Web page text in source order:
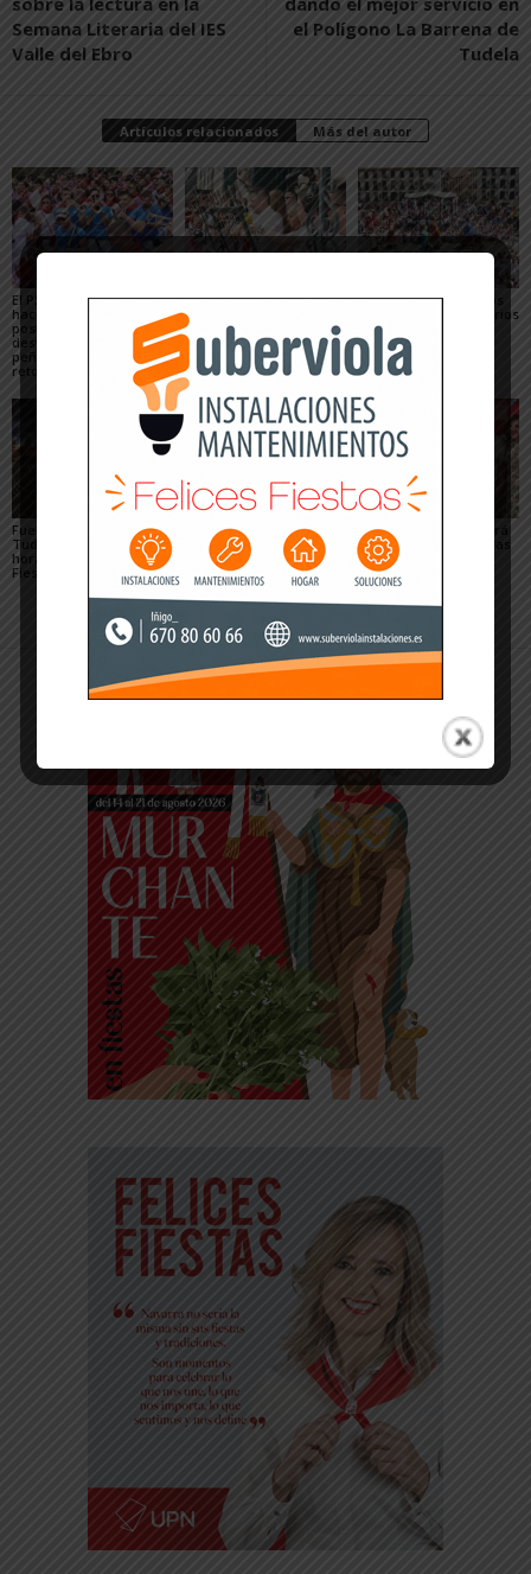
Semana Literaria del IES
Valle del Ebro
el Polígono La Barrena de
Tudela
Artículos relacionados Más del autor
El PSN-PSOE de Tudela
hace un balance
positivo de las fiestas,
destaca el papel de las
peñas y plantea los
retos para mejorarlas
Toquero destaca la
convivencia y la caída
de los delitos en el
balance de las Fiestas
de Santa Ana 2026
Gigantes y Cabezudos
en Tudela 2026: horarios
y recorridos en las
Fiestas de Santa Ana
Fuegos artificiales en
Tudela 2026: días y
horarios durante las
Fiestas de Santa Ana
Qué hacer con niños en
las Fiestas de Tudela
2026
La Revolvedera llenará
de ambiente festivo las
calles de Tudela
durante Santa Ana